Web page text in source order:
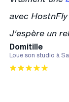
avec
J'espère un
Domitille
Loue son studio à